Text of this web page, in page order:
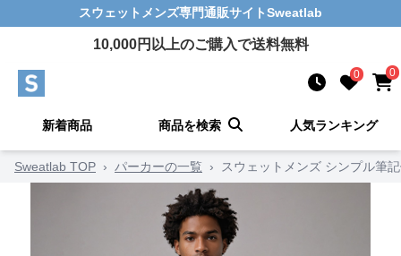
スウェットメンズ専門通販サイトSweatlab
10,000円以上のご購入で送料無料
0 0
新着商品 商品を検索 人気ランキング
Sweatlab TOP › パーカーの一覧 › スウェットメンズ シンプル筆